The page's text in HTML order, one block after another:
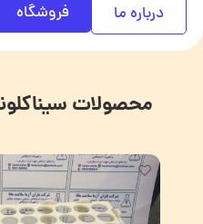
درباره ما فروشگاه
محصولات